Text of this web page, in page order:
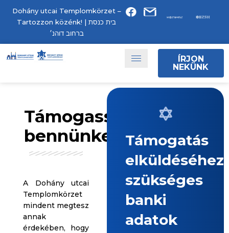
Dohány utcai Templomkörzet –
Tartozzon közénk! | בית כנסת
ברחוב דוהנ׳
ÍRJON
NEKÜNK
Támogasson
bennünket!
A Dohány utcai
Templomkörzet
mindent megtesz
annak
érdekében, hogy
Támogatás
elküldéséhez
szükséges
banki
adatok